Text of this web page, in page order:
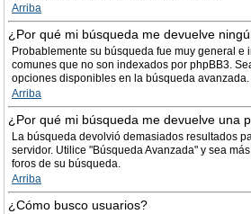
Arriba
¿Por qué mi búsqueda me devuelve
Probablemente su búsqueda fue muy general e
comunes que no son indexados por phpBB3.
opciones disponibles en la búsqueda avanzada.
Arriba
¿Por qué mi búsqueda me devuelve una
La búsqueda devolvió demasiados resultados
servidor. Utilice "Búsqueda Avanzada" y sea
foros de su búsqueda.
Arriba
¿Cómo busco usuarios?